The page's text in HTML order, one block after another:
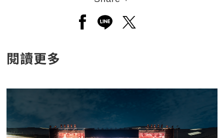
另開新視窗分享至facebook
另開新視窗分享至line
另開新視窗分享至
閱讀更多